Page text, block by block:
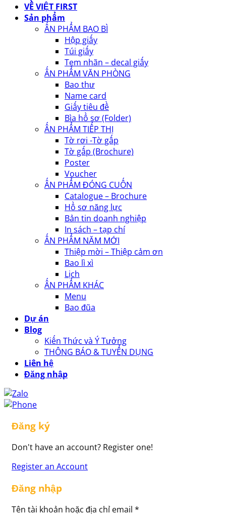
VỀ VIỆT FIRST
Sản phẩm
ẤN PHẨM BAO BÌ
Hộp giấy
Túi giấy
Tem nhãn – decal giấy
ẤN PHẨM VĂN PHÒNG
Bao thư
Name card
Giấy tiêu đề
Bìa hồ sơ (Folder)
ẤN PHẨM TIẾP THỊ
Tờ rơi -Tờ gấp
Tờ gấp (Brochure)
Poster
Voucher
ẤN PHẨM ĐÓNG CUỐN
Catalogue – Brochure
Hồ sơ năng lực
Bản tin doanh nghiệp
In sách – tạp chí
ẤN PHẨM NĂM MỚI
Thiệp mời – Thiệp cảm ơn
Bao lì xì
Lịch
ẤN PHẨM KHÁC
Menu
Bao đũa
Dự án
Blog
Kiến Thức và Ý Tưởng
THÔNG BÁO & TUYỂN DỤNG
Liên hệ
Đăng nhập
Đăng ký
Don't have an account? Register one!
Register an Account
Đăng nhập
Tên tài khoản hoặc địa chỉ email *